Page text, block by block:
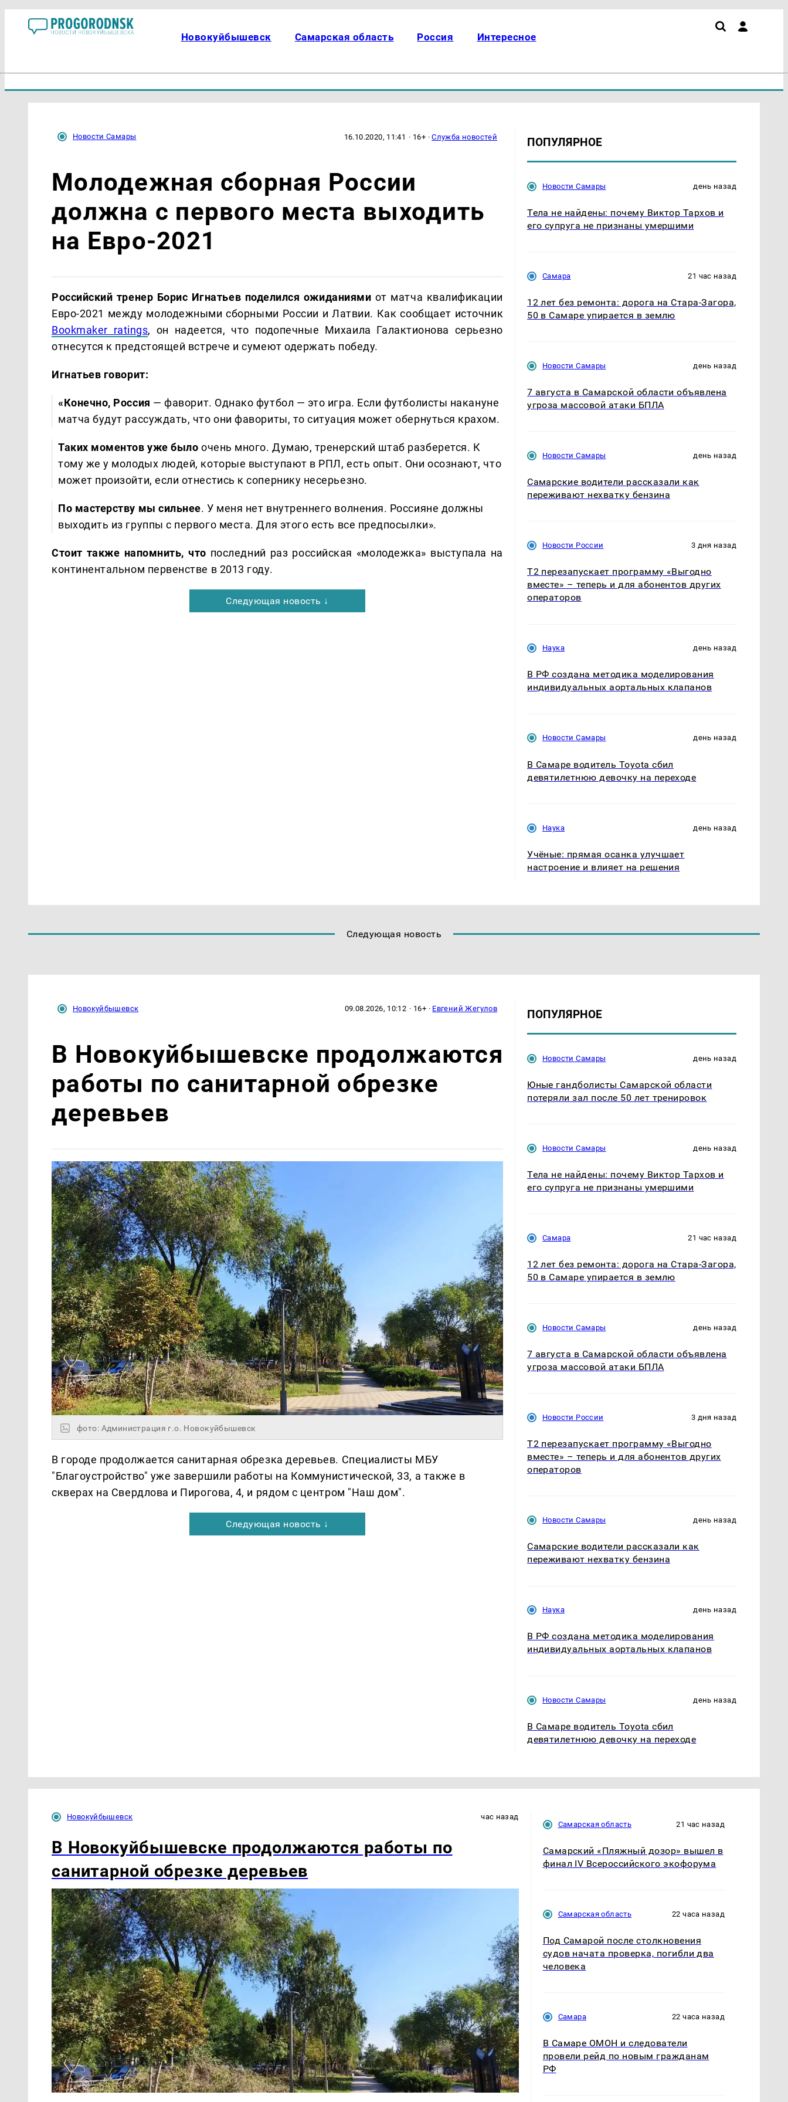
Новокуйбышевск Самарская область Россия Интересное
Новости Самары 16.10.2020, 11:41 · 16+ ·Служба новостей
Молодежная сборная России
должна с первого места выходить
на Евро-2021
Российский тренер Борис Игнатьев поделился ожиданиями от матча квалификации
Евро-2021 между молодежными сборными России и Латвии. Как сообщает источник
Bookmaker ratings, он надеется, что подопечные Михаила Галактионова серьезно
отнесутся к предстоящей встрече и сумеют одержать победу.
Игнатьев говорит:
«Конечно, Россия — фаворит. Однако футбол — это игра. Если футболисты накануне
матча будут рассуждать, что они фавориты, то ситуация может обернуться крахом.
Таких моментов уже было очень много. Думаю, тренерский штаб разберется. К
тому же у молодых людей, которые выступают в РПЛ, есть опыт. Они осознают, что
может произойти, если отнестись к сопернику несерьезно.
По мастерству мы сильнее. У меня нет внутреннего волнения. Россияне должны
выходить из группы с первого места. Для этого есть все предпосылки».
Стоит также напомнить, что последний раз российская «молодежка» выступала на
континентальном первенстве в 2013 году.
Следующая новость ↓
ПОПУЛЯРНОЕ
Новости Самары день назад
Тела не найдены: почему Виктор Тархов и
его супруга не признаны умершими
Самара 21 час назад
12 лет без ремонта: дорога на Стара-Загора,
50 в Самаре упирается в землю
Новости Самары день назад
7 августа в Самарской области объявлена
угроза массовой атаки БПЛА
Новости Самары день назад
Самарские водители рассказали как
переживают нехватку бензина
Новости России 3 дня назад
Т2 перезапускает программу «Выгодно
вместе» – теперь и для абонентов других
операторов
Наука день назад
В РФ создана методика моделирования
индивидуальных аортальных клапанов
Новости Самары день назад
В Самаре водитель Toyota сбил
девятилетнюю девочку на переходе
Наука день назад
Учёные: прямая осанка улучшает
настроение и влияет на решения
Следующая новость
Новокуйбышевск 09.08.2026, 10:12 · 16+ · Евгений Жегулов
В Новокуйбышевске продолжаются
работы по санитарной обрезке
деревьев
фото: Администрация г.о. Новокуйбышевск
В городе продолжается санитарная обрезка деревьев. Специалисты МБУ
"Благоустройство" уже завершили работы на Коммунистической, 33, а также в
скверах на Свердлова и Пирогова, 4, и рядом с центром "Наш дом".
Следующая новость ↓
ПОПУЛЯРНОЕ
Новости Самары день назад
Юные гандболисты Самарской области
потеряли зал после 50 лет тренировок
Новости Самары день назад
Тела не найдены: почему Виктор Тархов и
его супруга не признаны умершими
Самара 21 час назад
12 лет без ремонта: дорога на Стара-Загора,
50 в Самаре упирается в землю
Новости Самары день назад
7 августа в Самарской области объявлена
угроза массовой атаки БПЛА
Новости России 3 дня назад
Т2 перезапускает программу «Выгодно
вместе» – теперь и для абонентов других
операторов
Новости Самары день назад
Самарские водители рассказали как
переживают нехватку бензина
Наука день назад
В РФ создана методика моделирования
индивидуальных аортальных клапанов
Новости Самары день назад
В Самаре водитель Toyota сбил
девятилетнюю девочку на переходе
Новокуйбышевск час назад
В Новокуйбышевске продолжаются работы по
санитарной обрезке деревьев
Самарская область 21 час назад
Самарский «Пляжный дозор» вышел в
финал IV Всероссийского экофорума
Самарская область 22 часа назад
Под Самарой после столкновения
судов начата проверка, погибли два
человека
Самара 22 часа назад
В Самаре ОМОН и следователи
провели рейд по новым гражданам
РФ